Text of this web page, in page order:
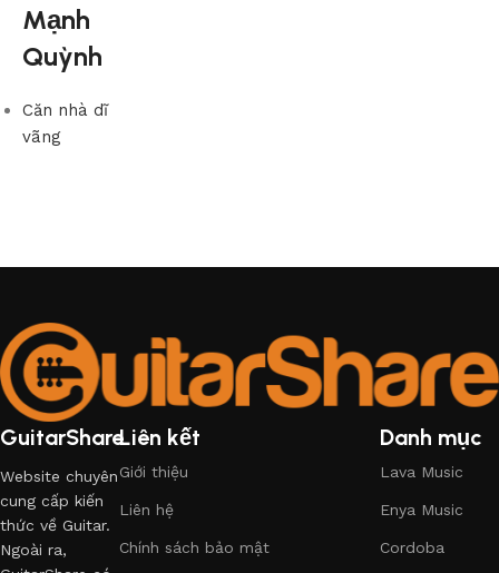
Mạnh
Quỳnh
Căn nhà dĩ
vãng
GuitarShare
Website chuyên
cung cấp kiến
thức về Guitar.
Ngoài ra,
Liên kết
Giới thiệu
Liên hệ
Chính sách bảo mật
Danh mục
Lava Music
Enya Music
Cordoba